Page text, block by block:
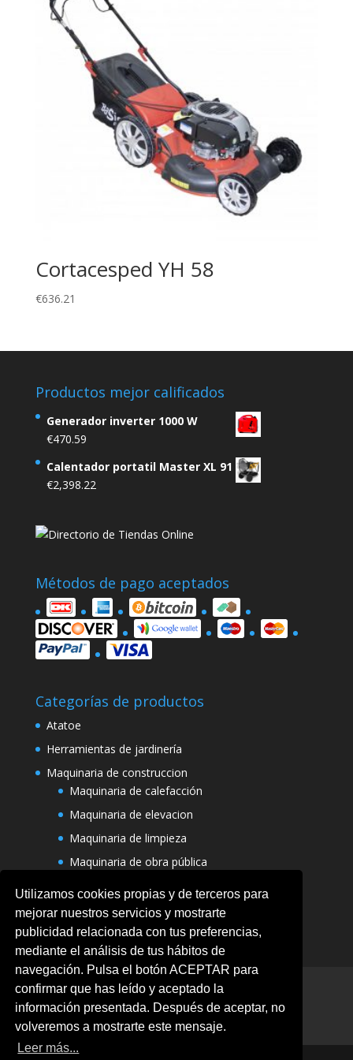
Utilizamos cookies propias y de terceros para
mejorar nuestros servicios y mostrarte
publicidad relacionada con tus preferencias,
mediante el análisis de tus hábitos de
navegación. Pulsa el botón ACEPTAR para
confirmar que has leído y aceptado la
información presentada. Después de aceptar, no
volveremos a mostrarte este mensaje.
Leer más...
Cortacesped YH 58
€636.21
Productos mejor calificados
Generador inverter 1000 W
€470.59
Calentador portatil Master XL 91
€2,398.22
Métodos de pago aceptados
Categorías de productos
Atatoe
Herramientas de jardinería
Maquinaria de construccion
Maquinaria de calefacción
Maquinaria de elevacion
Maquinaria de limpieza
Maquinaria de obra pública
Varias maquinarias
Aviso legal Ofertas
Política de Cookies
Politica de privacidad
Términos y condiciones